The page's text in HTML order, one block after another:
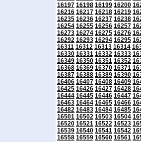
16197 16198 16199 16200
16216 16217 16218 16219
16235 16236 16237 16238
16254 16255 16256 16257
16273 16274 16275 16276
16292 16293 16294 16295
16311 16312 16313 16314
16330 16331 16332 16333
16349 16350 16351 16352
16368 16369 16370 16371
16387 16388 16389 16390
16406 16407 16408 16409
16425 16426 16427 16428
16444 16445 16446 16447
16463 16464 16465 16466
16482 16483 16484 16485
16501 16502 16503 16504
16520 16521 16522 16523
16539 16540 16541 16542
16558 16559 16560 16561